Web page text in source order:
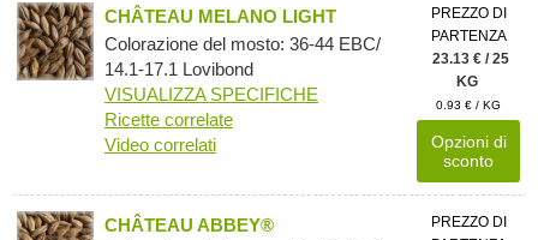
CHÂTEAU MELANO LIGHT
Colorazione del mosto: 36-44 EBC/
14.1-17.1 Lovibond
VISUALIZZA SPECIFICHE
Ricette correlate
Video correlati
PREZZO DI
PARTENZA
23.13 € / 25
KG
0.93 € / KG
Opzioni di
sconto
CHÂTEAU ABBEY®
PREZZO DI